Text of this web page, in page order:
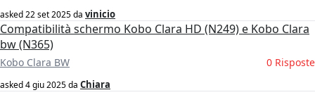
asked22 set 2025da vinicio
Compatibilità schermo Kobo Clara HD (N249) e Kobo Clara
bw (N365)
Kobo Clara BW 0 Risposte
asked4 giu 2025da Chiara